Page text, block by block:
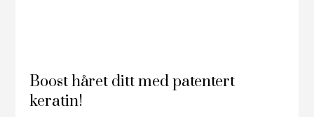
Boost håret ditt med patentert
keratin!